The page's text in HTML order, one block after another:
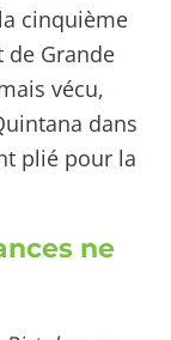
cinquième
de Grande
vécu,
dans
plié pour la
ne